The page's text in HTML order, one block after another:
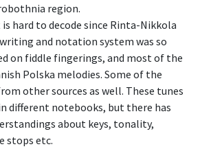
region.
hard to decode since Rinta-Nikkola
and notation system was so
on fiddle fingerings, and most of the
Polska melodies. Some of the
other sources as well. These tunes
different notebooks, but there has
about keys, tonality,
stops etc.